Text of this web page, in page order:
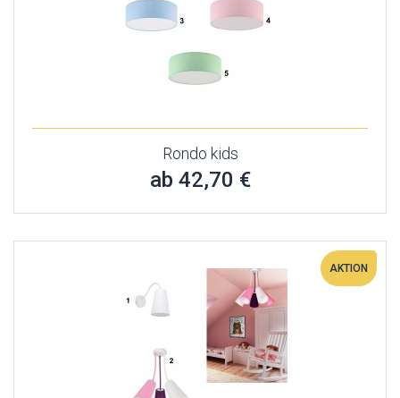
Rondo kids
ab 42,70 €
AKTION